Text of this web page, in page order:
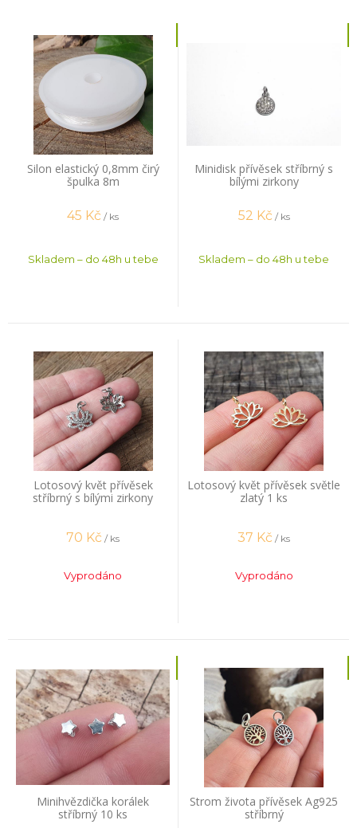
Silon elastický 0,8mm čirý
špulka 8m
45 Kč / ks
Skladem – do 48h u tebe
Minidisk přívěsek stříbrný s
bílými zirkony
52 Kč / ks
Skladem – do 48h u tebe
Lotosový květ přívěsek
stříbrný s bílými zirkony
70 Kč / ks
Vyprodáno
Lotosový květ přívěsek světle
zlatý 1 ks
37 Kč / ks
Vyprodáno
Minihvězdička korálek
stříbrný 10 ks
Strom života přívěsek Ag925
stříbrný